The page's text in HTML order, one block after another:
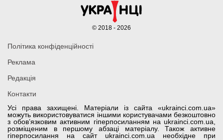
Усі права захищені. Матеріали із сайта «ukrainci.com.ua»
можуть використовуватися іншими користувачами безкоштовно
з обов’язковим активним гіперпосиланням на ukrainci.com.ua,
розміщеним в першому абзаці матеріалу. Також активне
гіперпосилання на сайт ukrainci.com.ua необхідне при
Політика конфіденційності
Реклама
Редакція
Контакти
© 2018 - 2026